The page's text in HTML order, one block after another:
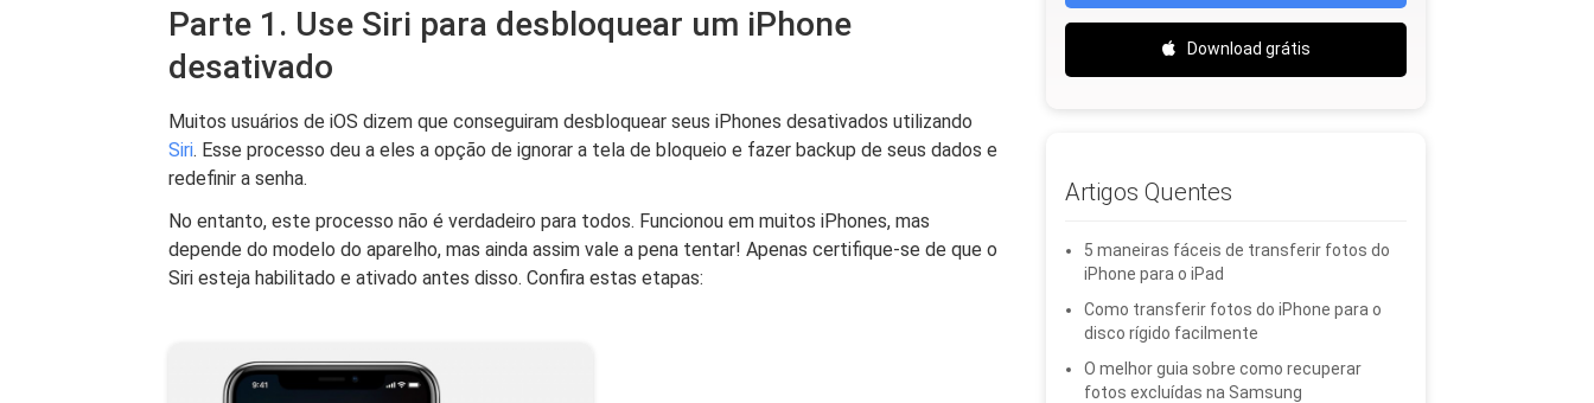
Parte 1. Use Siri para desbloquear um iPhone
desativado
Muitos usuários de iOS dizem que conseguiram desbloquear seus iPhones desativados utilizando
Siri. Esse processo deu a eles a opção de ignorar a tela de bloqueio e fazer backup de seus dados e
redefinir a senha.
No entanto, este processo não é verdadeiro para todos. Funcionou em muitos iPhones, mas
depende do modelo do aparelho, mas ainda assim vale a pena tentar! Apenas certifique-se de que o
Siri esteja habilitado e ativado antes disso. Confira estas etapas:
Download grátis
Artigos Quentes
5 maneiras fáceis de transferir fotos do
iPhone para o iPad
Como transferir fotos do iPhone para o
disco rígido facilmente
O melhor guia sobre como recuperar
fotos excluídas na Samsung